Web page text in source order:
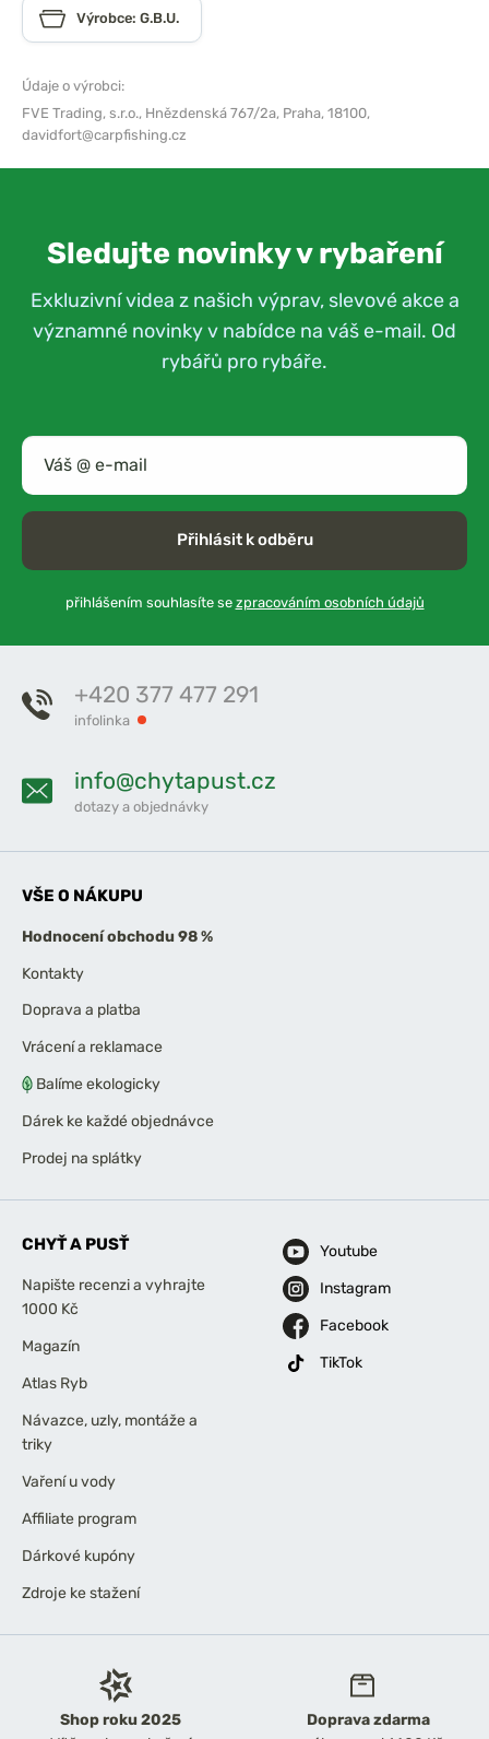
Výrobce: G.B.U.
Údaje o výrobci:
FVE Trading, s.r.o., Hnězdenská 767/2a, Praha, 18100,
davidfort@carpfishing.cz
Sledujte novinky v rybaření
Exkluzivní videa z našich výprav, slevové akce a
významné novinky v nabídce na váš e-mail. Od
rybářů pro rybáře.
Přihlásit k odběru
přihlášením souhlasíte se zpracováním osobních údajů
Shop roku 2025
Doprava zdarma
+420 377 477 291
infolinka
info@chytapust.cz
dotazy a objednávky
VŠE O NÁKUPU
Hodnocení obchodu 98 %
Kontakty
Doprava a platba
Vrácení a reklamace
Balíme ekologicky
Dárek ke každé objednávce
Prodej na splátky
CHYŤ A PUSŤ
Napište recenzi a vyhrajte
1000 Kč
Magazín
Atlas Ryb
Návazce, uzly, montáže a
triky
Vaření u vody
Affiliate program
Dárkové kupóny
Zdroje ke stažení
Youtube
Instagram
Facebook
TikTok